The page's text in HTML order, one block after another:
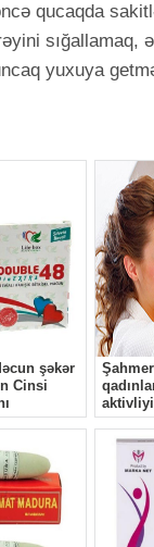
qucaqda
yuxuya